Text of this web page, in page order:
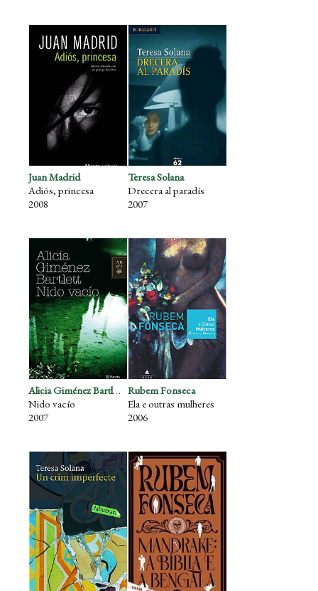
Juan Madrid
Adiós, princesa
2008
Teresa Solana
Drecera al paradís
2007
Alicia Giménez Bartlett
Nido vacío
2007
Rubem Fonseca
Ela e outras mulheres
2006